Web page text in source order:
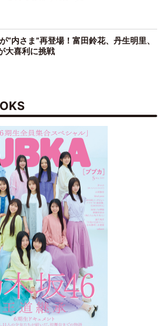
“内さま”再登場！富田鈴花、丹生明里、
大喜利に挑戦